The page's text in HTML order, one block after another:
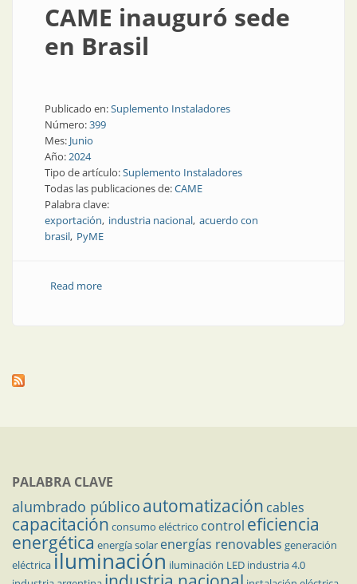
CAME inauguró sede
en Brasil
Publicado en:Suplemento Instaladores
Número:399
Mes: Junio
Año:2024
Tipo de artículo:Suplemento Instaladores
Todas las publicaciones de:CAME
Palabra clave:
exportación industria nacional acuerdo con
brasil PyME
Read moreabout CAME inauguró sede en Brasil
PALABRA CLAVE
alumbrado público automatización cables
capacitación consumo eléctrico control eficiencia
energética energía solar energías renovables generación
eléctricailuminación iluminación LED industria 4.0